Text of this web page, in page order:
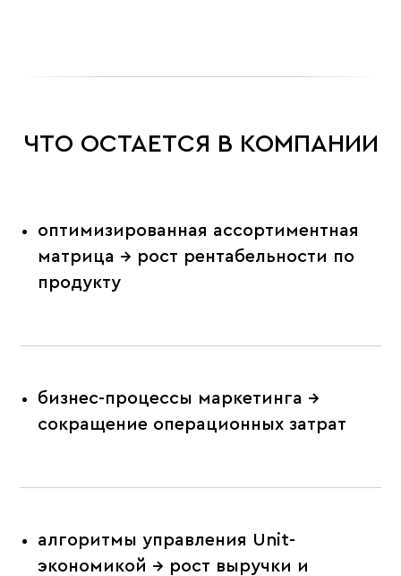
ЧТО ОСТАЕТСЯ В КОМПАНИИ
оптимизированная ассортиментная
матрица → рост рентабельности по
продукту
бизнес-процессы маркетинга →
сокращение операционных затрат
алгоритмы управления Unit-
экономикой → рост выручки и